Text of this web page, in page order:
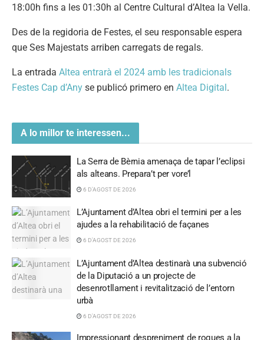
18:00h fins a les 01:30h al Centre Cultural d’Altea la Vella.
Des de la regidoria de Festes, el seu responsable espera
que Ses Majestats arriben carregats de regals.
La entrada Altea entrarà el 2024 amb les tradicionals
Festes Cap d’Any se publicó primero en Altea Digital.
A lo millor te interessen...
La Serra de Bèrnia amenaça de tapar l’eclipsi
als alteans. Prepara’t per vore’l
6 D'AGOST DE 2026
L’Ajuntament d’Altea obri el termini per a les
ajudes a la rehabilitació de façanes
6 D'AGOST DE 2026
L’Ajuntament d’Altea destinarà una subvenció
de la Diputació a un projecte de
desenrotllament i revitalització de l’entorn
urbà
6 D'AGOST DE 2026
Impressionant despreniment de roques a la